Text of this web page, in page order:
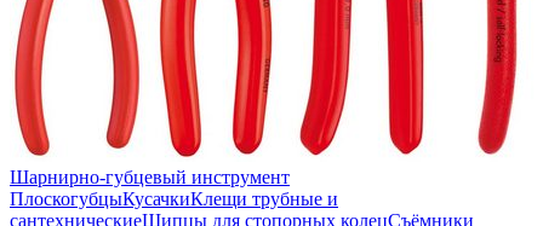
Шарнирно-губцевый инструмент
ПлоскогубцыКусачкиКлещи трубные и
сантехническиеЩипцы для стопорных колецСъёмники